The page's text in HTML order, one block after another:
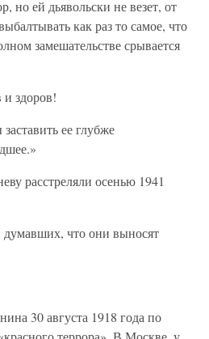
но ей дьявольски не везет, от
как раз то самое, что
замешательстве срывается
здоров!
ее глубже
расстреляли осенью 1941
что они выносят
30 августа 1918 года по